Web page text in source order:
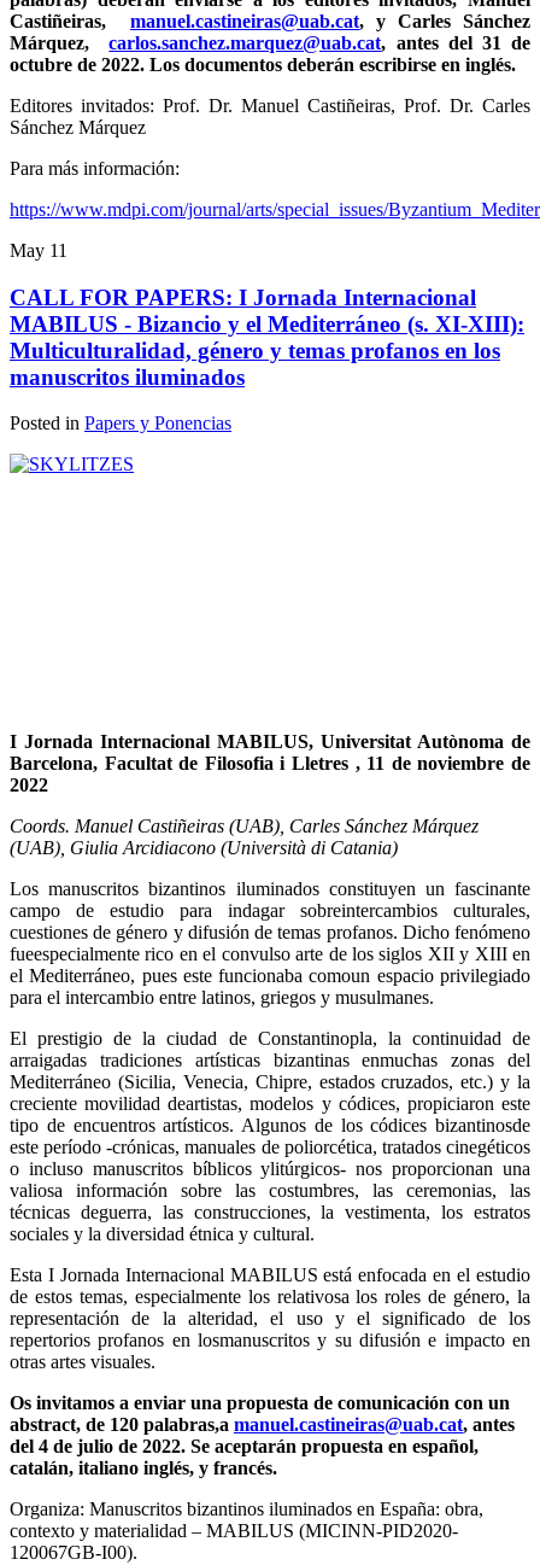
Castiñeiras,
manuel.castineiras@uab.cat, y Carles Sánchez
Márquez,
carlos.sanchez.marquez@uab.cat, antes del 31 de
octubre de 2022. Los documentos deberán escribirse en inglés.
Editores invitados: Prof. Dr. Manuel Castiñeiras, Prof. Dr. Carles
Sánchez Márquez
Para más información:
https://www.mdpi.com/journal/arts/special_issues/
May 11
CALL FOR PAPERS: I Jornada Internacional
MABILUS - Bizancio y el Mediterráneo (s. XI-XIII):
Multiculturalidad, género y temas profanos en los
manuscritos iluminados
Posted in Papers y Ponencias
I Jornada Internacional MABILUS, Universitat Autònoma de
Barcelona, Facultat de Filosofia i Lletres , 11 de noviembre de
2022
Coords. Manuel Castiñeiras (UAB), Carles Sánchez Márquez
(UAB), Giulia Arcidiacono (Università di Catania)
Los manuscritos bizantinos iluminados constituyen un fascinante
campo de estudio para indagar sobreintercambios culturales,
cuestiones de género y difusión de temas profanos. Dicho fenómeno
fueespecialmente rico en el convulso arte de los siglos XII y XIII en
el Mediterráneo, pues este funcionaba comoun espacio privilegiado
para el intercambio entre latinos, griegos y musulmanes.
El prestigio de la ciudad de Constantinopla, la continuidad de
arraigadas tradiciones artísticas bizantinas enmuchas zonas del
Mediterráneo (Sicilia, Venecia, Chipre, estados cruzados, etc.) y la
creciente movilidad deartistas, modelos y códices, propiciaron este
tipo de encuentros artísticos. Algunos de los códices bizantinosde
este período -crónicas, manuales de poliorcética, tratados cinegéticos
o incluso manuscritos bíblicos ylitúrgicos- nos proporcionan una
valiosa información sobre las costumbres, las ceremonias, las
técnicas deguerra, las construcciones, la vestimenta, los estratos
sociales y la diversidad étnica y cultural.
Esta I Jornada Internacional MABILUS está enfocada en el estudio
de estos temas, especialmente los relativosa los roles de género, la
representación de la alteridad, el uso y el significado de los
repertorios profanos en losmanuscritos y su difusión e impacto en
otras artes visuales.
Os invitamos a enviar una propuesta de comunicación con un
abstract, de 120 palabras,a manuel.castineiras@uab.cat, antes
del 4 de julio de 2022. Se aceptarán propuesta en español,
catalán, italiano inglés, y francés.
Organiza: Manuscritos bizantinos iluminados en España: obra,
contexto y materialidad – MABILUS (MICINN-PID2020-
120067GB-I00).